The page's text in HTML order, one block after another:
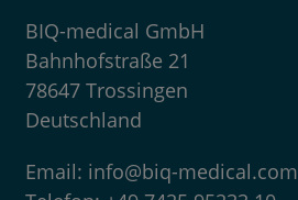
BIQ-medical GmbH
Bahnhofstraße 21
78647 Trossingen
Deutschland
Email: info@biq-medical.com